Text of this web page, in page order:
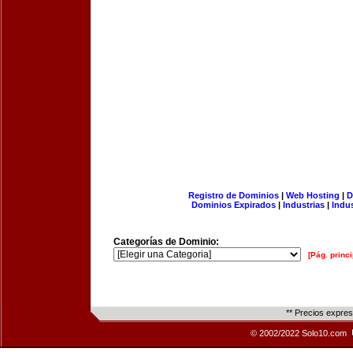
Registro de Dominios| Web Hosting |
Dominios Expirados | Industrias |
Categorías de Dominio:
[Pág.
** Precios
© 2002/2022 Solo10.com